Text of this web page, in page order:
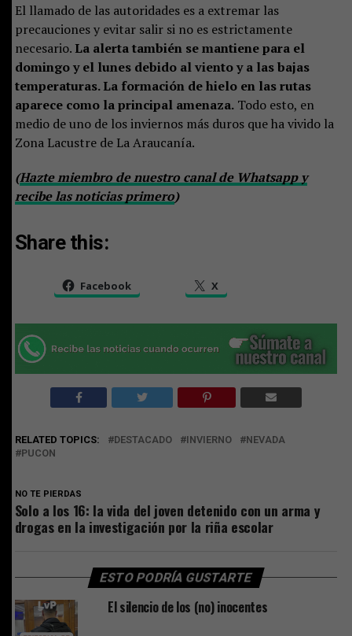
El llamado de las autoridades es a extremar las
precauciones y evitar salir si no es estrictamente
necesario. La alerta también se mantiene para el
domingo y el lunes debido al viento y a las bajas
temperaturas. La formación de hielo en las rutas
aparece como la principal amenaza.Todo esto, en
medio de uno de los inviernos más duros que ha vivido la
Zona Lacustre de La Araucanía.
(Hazte miembro de nuestro canal de Whatsapp y
recibe las noticias primero)
Share this:
Facebook X
RELATED TOPICS: DESTACADO INVIERNO
NEVADA
PUCON
NO TE PIERDAS
Solo a los 16: la vida del joven detenido con un arma y
drogas en la investigación por la riña escolar
ESTO PODRÍA GUSTARTE
El silencio de los (no) inocentes